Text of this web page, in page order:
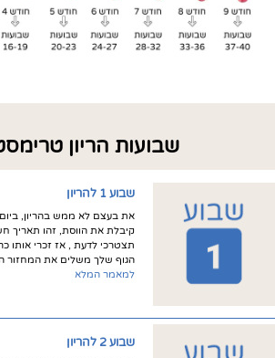
שבועות הריון
שבוע 1 להריון
את בעצם לא ממש בהריון,
קיבלת את הווסת, זהו תאריך
הגוף שלך משלים את המחזור
למאמר המלא
שבוע 2 להריון